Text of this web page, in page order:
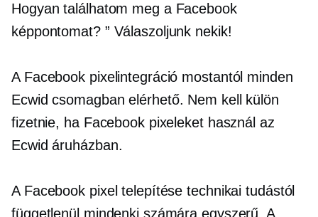
Hogyan találhatom meg a Facebook
képpontomat? ” Válaszoljunk nekik!
A Facebook pixelintegráció mostantól minden
Ecwid csomagban elérhető. Nem kell külön
fizetnie, ha Facebook pixeleket használ az
Ecwid áruházban.
A Facebook pixel telepítése technikai tudástól
függetlenül mindenki számára egyszerű. A